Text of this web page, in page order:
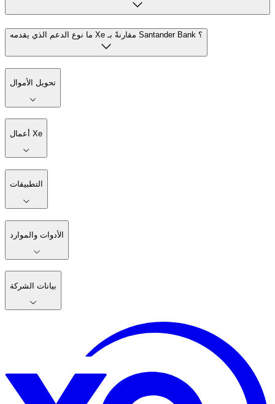
ما نوع الدعم الذي يقدمه Xe مقارنةً بـ Santander Bank ؟
تحويل الأموال
أعمال Xe
التطبيقات
الأدوات والموارد
بيانات الشركة